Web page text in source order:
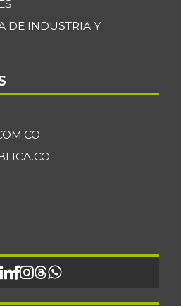
DE INDUSTRIA Y